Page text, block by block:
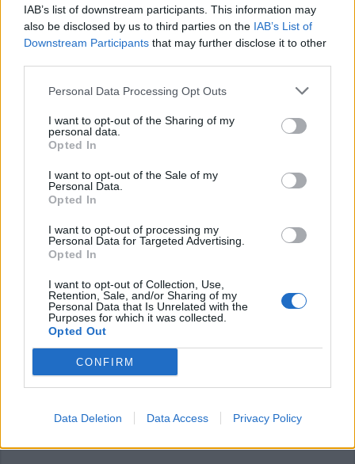
IAB’s list of downstream participants. This information may
also be disclosed by us to third parties on the IAB’s List of
Downstream Participants that may further disclose it to other
Personal Data Processing Opt Outs
I want to opt-out of the Sharing of my
personal data.
Opted In
I want to opt-out of the Sale of my
Personal Data.
Opted In
I want to opt-out of processing my
Personal Data for Targeted Advertising.
Opted In
I want to opt-out of Collection, Use,
Retention, Sale, and/or Sharing of my
Personal Data that Is Unrelated with the
Purposes for which it was collected.
Opted Out
CONFIRM
Data Deletion Data Access Privacy Policy
Commenti
Accedi o
L'email è richiesta ma non verrà mostrata ai visitatori. Il contenuto di questo
commento esprime il pensiero dell'autore e non rappresenta la linea editoriale
di VareseNews.it, che rimane autonoma e indipendente. I messaggi inclusi nei
possono essere automaticamente pubblicati senza filtro preventivo. I commenti
che includano uno o più link a siti esterni verranno rimossi in automatico dal